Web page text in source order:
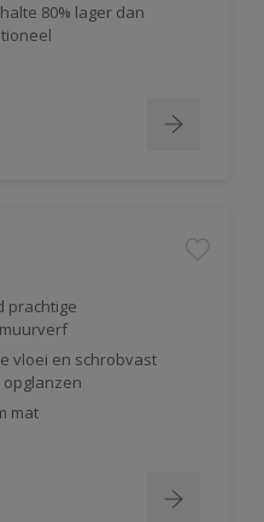
80% lager dan
prachtige
vloei en schrobvast
mat